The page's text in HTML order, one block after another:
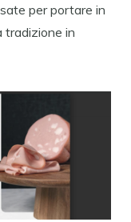
per portare in
tradizione in